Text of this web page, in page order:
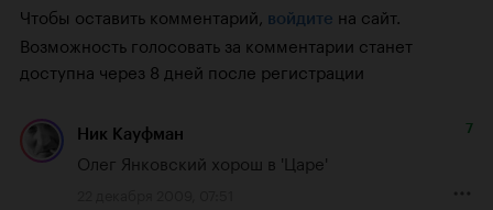
Чтобы оставить комментарий, войдите на сайт.
Возможность голосовать за комментарии станет
доступна через 8 дней после регистрации
Ник Кауфман 7
Олег Янковский хорош в 'Царе'